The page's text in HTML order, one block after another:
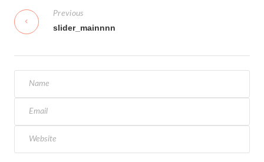
a
v
s
p
Previous
slider_mainnnn